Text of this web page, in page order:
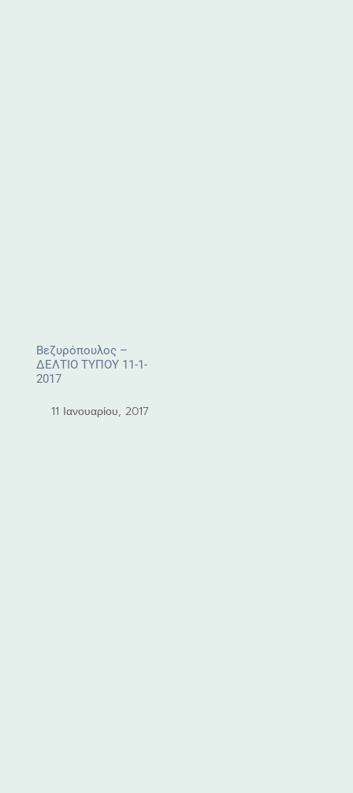
Βεζυρόπουλος –
ΔΕΛΤΙΟ ΤΥΠΟΥ 11-1-
2017
11 Ιανουαρίου, 2017